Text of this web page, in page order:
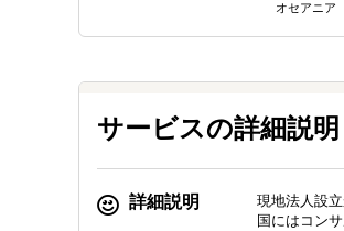
オセアニア
サービスの詳細説明
詳細説明
現地法人設
国にはコン